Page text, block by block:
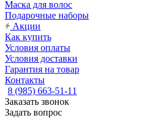
Маска для волос
Подарочные наборы
Акции
Как купить
Условия оплаты
Условия доставки
Гарантия на товар
Контакты
8 (985) 663-51-11
Заказать звонок
Задать вопрос